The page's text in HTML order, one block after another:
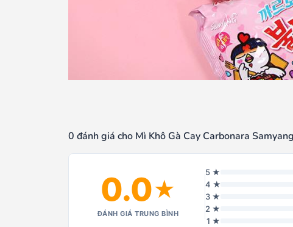
0 đánh giá cho Mì Khô Gà Cay Carbonara
0.0★
ĐÁNH GIÁ TRUNG BÌNH
5 ★
4 ★
3 ★
2 ★
1 ★